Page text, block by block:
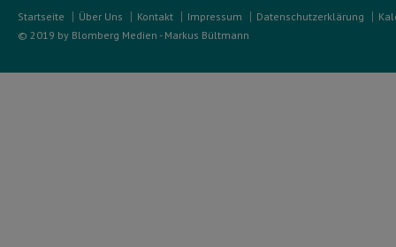
Startseite Über Uns Kontakt Impressum Datenschutzerklärung
© 2019 by Blomberg Medien - Markus Bültmann